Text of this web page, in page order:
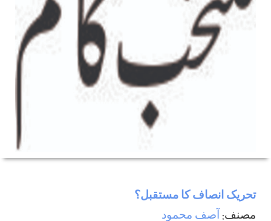
تحریک انصاف کا مستقبل؟
مصنف: آصف محمود